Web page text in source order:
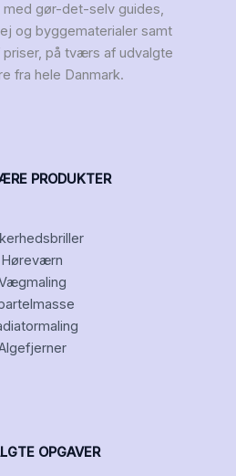
gør-det-selv guides,
og byggematerialer samt
priser, på tværs af udvalgte
fra hele Danmark.
PRODUKTER
Høreværn
OPGAVER